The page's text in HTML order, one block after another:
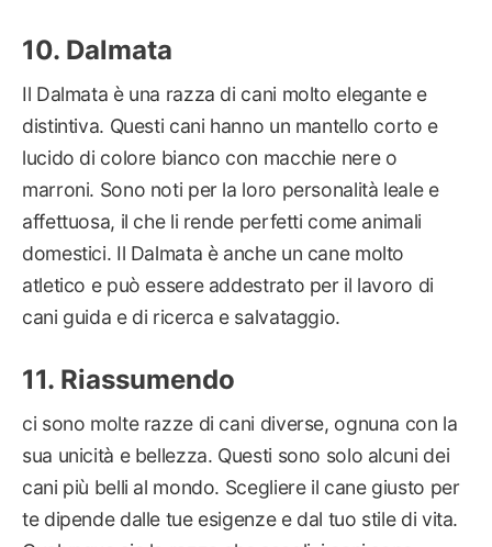
Dalmata
Il Dalmata è una razza di cani molto elegante e
distintiva. Questi cani hanno un mantello corto e
lucido di colore bianco con macchie nere o
marroni. Sono noti per la loro personalità leale e
affettuosa, il che li rende perfetti come animali
domestici. Il Dalmata è anche un cane molto
atletico e può essere addestrato per il lavoro di
cani guida e di ricerca e salvataggio.
Riassumendo
ci sono molte razze di cani diverse, ognuna con la
sua unicità e bellezza. Questi sono solo alcuni dei
cani più belli al mondo. Scegliere il cane giusto per
te dipende dalle tue esigenze e dal tuo stile di vita.